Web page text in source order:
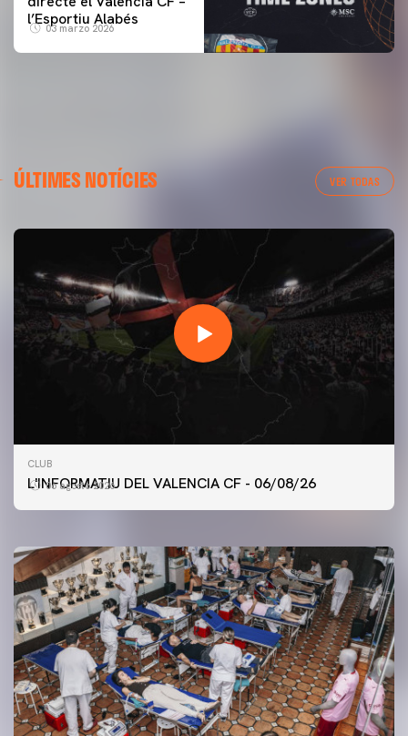
l’Esportiu Alabés
03 marzo 2026
ÚLTIMES NOTÍCIES VER TODAS
CLUB
L'INFORMATIU DEL VALENCIA CF - 06/08/26
06 agosto 2026
PRIMER EQUIP
ENTRENAMENT DEL VALENCIA CF 6/8/2026